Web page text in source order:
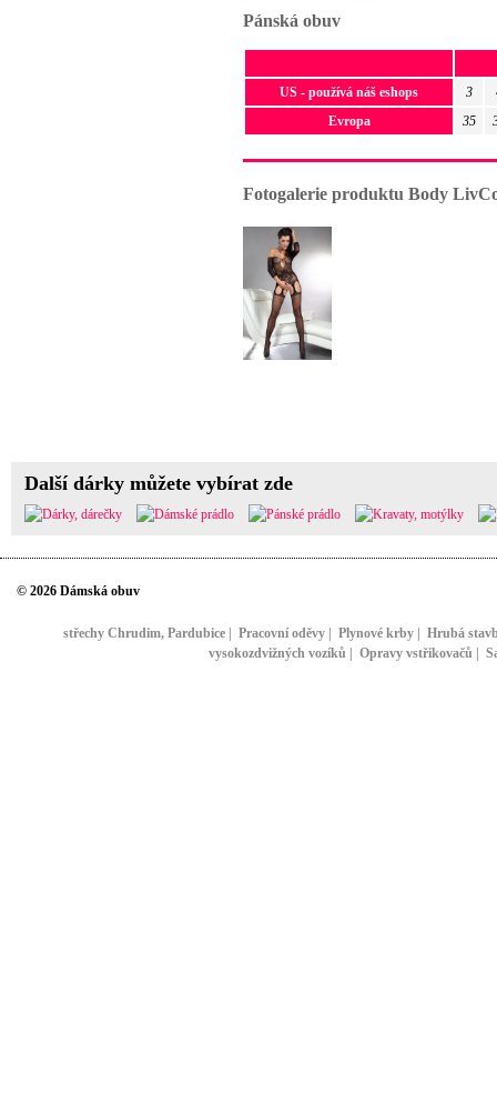
Pánská obuv
US - používá náš eshops 3
Evropa
35
Fotogalerie produktu Body
Další dárky můžete vybírat zde
© 2026 Dámská obuv
střechy Chrudim, Pardubice| Pracovní oděvy| Plynové krby| Hrubá
vysokozdvižných vozíků
Opravy vstřikovačů